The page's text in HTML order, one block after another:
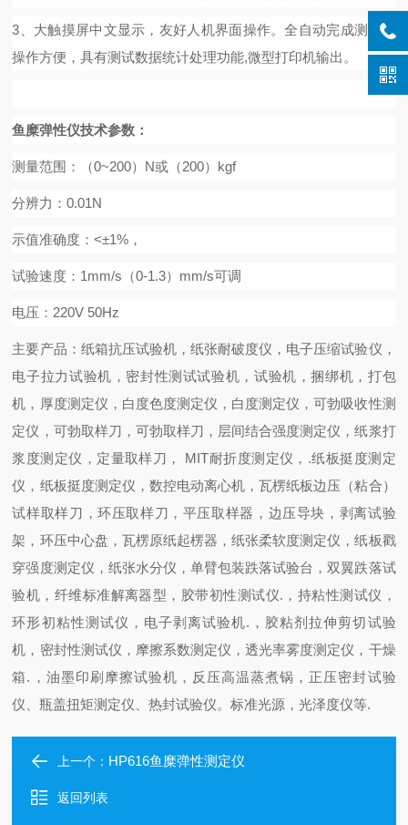
3、大触摸屏中文显示，友好人机界面操作。全自动完成测试。
操作方便，具有测试数据统计处理功能,微型打印机输出。
鱼糜弹性仪技术参数：
测量范围：（0~200）N或（200）kgf
分辨力：0.01N
示值准确度：<±1%，
试验速度： 1mm/s（0-1.3）mm/s可调
电压： 220V 50Hz
主要产品：纸箱抗压试验机，纸张耐破度仪，电子压缩试验仪，
电子拉力试验机，密封性测试试验机，试验机，捆绑机，打包
机，厚度测定仪，白度色度测定仪，白度测定仪，可勃吸收性测
定仪，可勃取样刀，可勃取样刀，层间结合强度测定仪，纸浆打
浆度测定仪，定量取样刀，
MIT耐折度测定仪， .纸板挺度测定
仪，纸板挺度测定仪，数控电动离心机，瓦楞纸板边压（粘合）
试样取样刀，环压取样刀，平压取样器，边压导块，剥离试验
架，环压中心盘，瓦楞原纸起楞器，纸张柔软度测定仪，纸板戳
穿强度测定仪，纸张水分仪，单臂包装跌落试验台，双翼跌落试
验机，纤维标准解离器型，胶带初性测试仪. ，持粘性测试仪，
环形初粘性测试仪，电子剥离试验机. ，胶粘剂拉伸剪切试验
机，密封性测试仪，摩擦系数测定仪，透光率雾度测定仪，干燥
箱. ，油墨印刷摩擦试验机，反压高温蒸煮锅，正压密封试验
仪、瓶盖扭矩测定仪、热封试验仪。标准光源，光泽度仪等.
上一个： HP616鱼糜弹性测定仪
返回列表